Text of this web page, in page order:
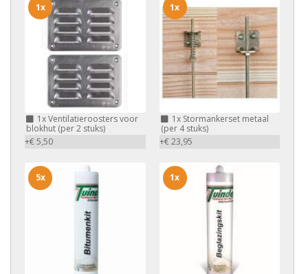
1xVentilatieroosters voor
blokhut (per 2 stuks)
+€ 5,50
1x
1xStormankerset metaal
(per 4 stuks)
+€ 23,95
1x
5x 1x